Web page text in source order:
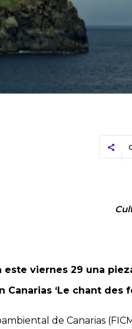
viernes 29 una
‘Le chant des
de Canarias